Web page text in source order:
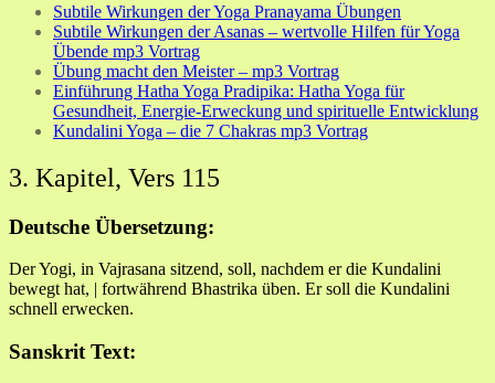
Subtile Wirkungen der Yoga Pranayama Übungen
Subtile Wirkungen der Asanas – wertvolle Hilfen für Yoga
Übende mp3 Vortrag
Übung macht den Meister – mp3 Vortrag
Einführung Hatha Yoga Pradipika: Hatha Yoga für
Gesundheit, Energie-Erweckung und spirituelle Entwicklung
Kundalini Yoga – die 7 Chakras mp3 Vortrag
3. Kapitel, Vers 115
Deutsche Übersetzung:
Der Yogi, in Vajrasana sitzend, soll, nachdem er die Kundalini
bewegt hat, | fortwährend Bhastrika üben. Er soll die Kundalini
schnell erwecken.
Sanskrit Text: